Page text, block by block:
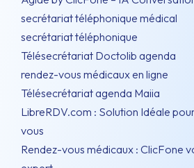
secrétariat téléphonique médical
secrétariat téléphonique
Télésecrétariat Doctolib agenda
rendez-vous médicaux en ligne
Télésecrétariat agenda Maiia
LibreRDV.com : Solution Idéale
vous
Rendez-vous médicaux : ClicFone